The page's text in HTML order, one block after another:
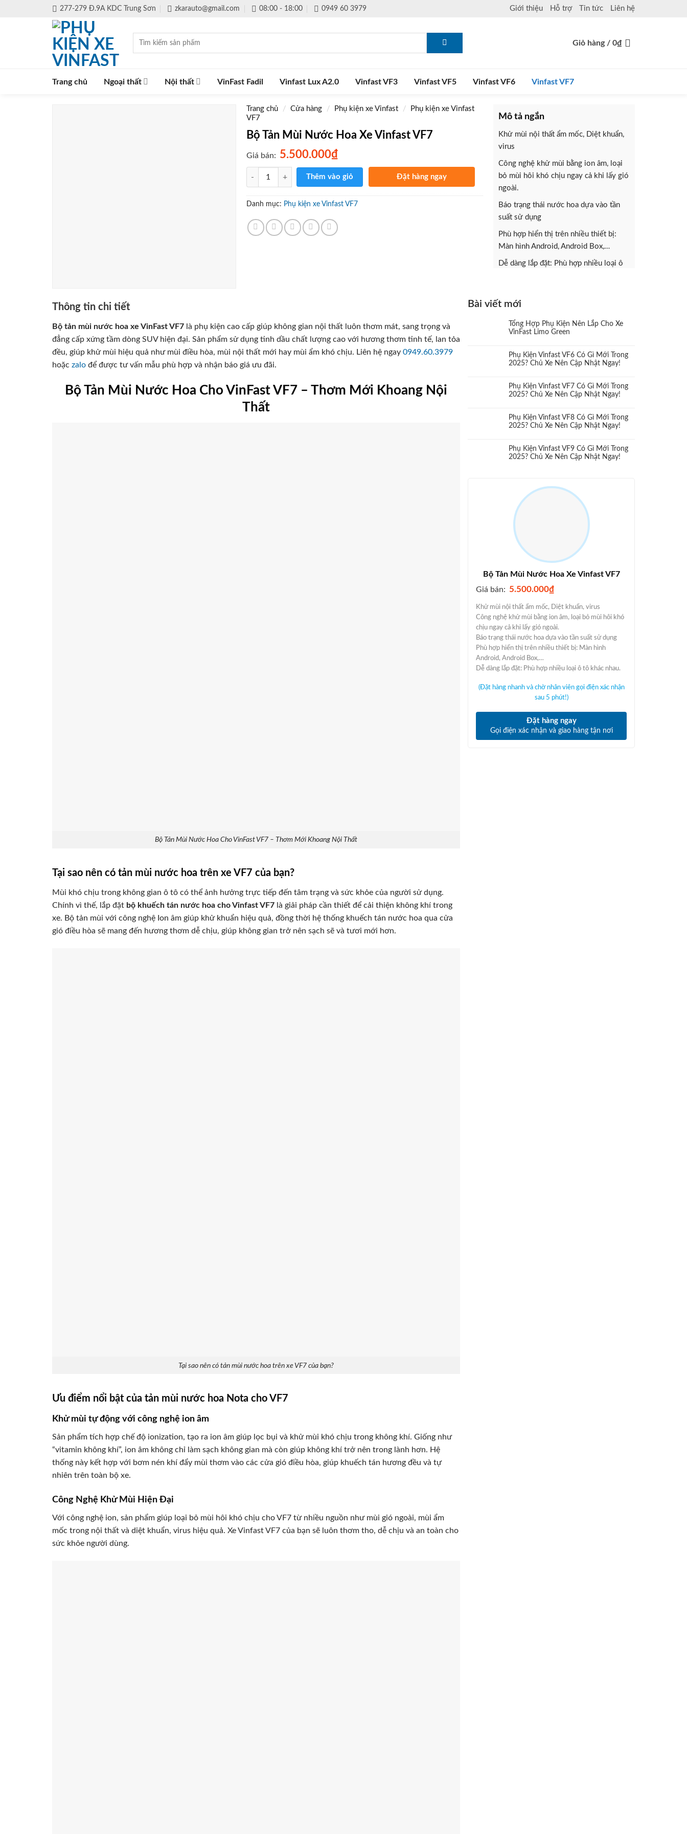
277-279 Đ.9A KDC Trung Sơn zkarauto@gmail.com 08:00 - 18:00 0949 60 3979 Giới thiệu Hỗ trợ Tin tức Liên hệ
kiếm:
Giỏ hàng / 0₫
Trang chủ Ngoại thất Nội thất VinFast Fadil Vinfast Lux A2.0 Vinfast VF3 Vinfast VF5 Vinfast VF6 Vinfast VF7
Trang chủ / Cửa hàng / Phụ kiện xe Vinfast /
Phụ kiện xe Vinfast
VF7
Bộ Tản Mùi Nước Hoa Xe Vinfast VF7
Giá bán: 5.500.000₫
Số lượng
Thêm vào giỏ Đặt hàng ngay
Danh mục: Phụ kiện xe Vinfast VF7
Mô tả ngắn
Khử mùi nội thất ẩm mốc, Diệt khuẩn,
virus
Công nghệ khử mùi bằng ion âm, loại
bỏ mùi hôi khó chịu ngay cả khi lấy gió
ngoài.
Báo trạng thái nước hoa dựa vào tần
suất sử dụng
Phù hợp hiển thị trên nhiều thiết bị:
Màn hình Android, Android Box,…
Dễ dàng lắp đặt: Phù hợp nhiều loại ô
Thông tin chi tiết
Bộ tản mùi nước hoa xe VinFast VF7 là phụ kiện cao cấp giúp không gian nội thất luôn thơm mát, sang trọng và
đẳng cấp xứng tầm dòng SUV hiện đại. Sản phẩm sử dụng tinh dầu chất lượng cao với hương thơm tinh tế, lan tỏa
đều, giúp khử mùi hiệu quả như mùi điều hòa, mùi nội thất mới hay mùi ẩm khó chịu. Liên hệ ngay 0949.60.3979
hoặc zalo để được tư vấn mẫu phù hợp và nhận báo giá ưu đãi.
Bộ Tản Mùi Nước Hoa Cho VinFast VF7 – Thơm Mới Khoang Nội
Thất
Bộ Tản Mùi Nước Hoa Cho VinFast VF7 – Thơm Mới Khoang Nội Thất
Tại sao nên có tản mùi nước hoa trên xe VF7 của bạn?
Mùi khó chịu trong không gian ô tô có thể ảnh hưởng trực tiếp đến tâm trạng và sức khỏe của người sử dụng.
Chính vì thế, lắp đặt bộ khuếch tán nước hoa cho Vinfast VF7 là giải pháp cần thiết để cải thiện không khí trong
xe. Bộ tản mùi với công nghệ Ion âm giúp khử khuẩn hiệu quả, đồng thời hệ thống khuếch tán nước hoa qua cửa
gió điều hòa sẽ mang đến hương thơm dễ chịu, giúp không gian trở nên sạch sẽ và tươi mới hơn.
Tại sao nên có tản mùi nước hoa trên xe VF7 của bạn?
Ưu điểm nổi bật của tản mùi nước hoa Nota cho VF7
Khử mùi tự động với công nghệ ion âm
Sản phẩm tích hợp chế độ ionization, tạo ra ion âm giúp lọc bụi và khử mùi khó chịu trong không khí. Giống như
“vitamin không khí”, ion âm không chỉ làm sạch không gian mà còn giúp không khí trở nên trong lành hơn. Hệ
thống này kết hợp với bơm nén khí đẩy mùi thơm vào các cửa gió điều hòa, giúp khuếch tán hương đều và tự
nhiên trên toàn bộ xe.
Công Nghệ Khử Mùi Hiện Đại
Với công nghệ ion, sản phẩm giúp loại bỏ mùi hôi khó chịu cho VF7 từ nhiều nguồn như mùi gió ngoài, mùi ẩm
mốc trong nội thất và diệt khuẩn, virus hiệu quả. Xe Vinfast VF7 của bạn sẽ luôn thơm tho, dễ chịu và an toàn cho
sức khỏe người dùng.
Bài viết mới
Tổng Hợp Phụ Kiện Nên Lắp Cho Xe
VinFast Limo Green
Phụ Kiện Vinfast VF6 Có Gì Mới Trong
2025? Chủ Xe Nên Cập Nhật Ngay!
Phụ Kiện Vinfast VF7 Có Gì Mới Trong
2025? Chủ Xe Nên Cập Nhật Ngay!
Phụ Kiện Vinfast VF8 Có Gì Mới Trong
2025? Chủ Xe Nên Cập Nhật Ngay!
Phụ Kiện Vinfast VF9 Có Gì Mới Trong
2025? Chủ Xe Nên Cập Nhật Ngay!
Bộ Tản Mùi Nước Hoa Xe Vinfast VF7
Giá bán: 5.500.000₫
Khử mùi nội thất ẩm mốc, Diệt khuẩn, virus
Công nghệ khử mùi bằng ion âm, loại bỏ mùi hôi khó
chịu ngay cả khi lấy gió ngoài.
Báo trạng thái nước hoa dựa vào tần suất sử dụng
Phù hợp hiển thị trên nhiều thiết bị: Màn hình
Android, Android Box,…
Dễ dàng lắp đặt: Phù hợp nhiều loại ô tô khác nhau.
(Đặt hàng nhanh và chờ nhân viên gọi điện xác nhận
sau 5 phút!)
Đặt hàng ngay
Gọi điện xác nhận và giao hàng tận nơi